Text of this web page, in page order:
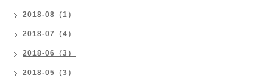
2018-08（1）
2018-07（4）
2018-06（3）
2018-05（3）